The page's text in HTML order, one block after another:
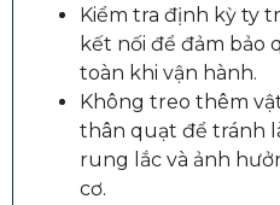
Kiểm tra định kỳ ty
kết nối để đảm bảo
toàn khi vận hành.
Không treo thêm
thân quạt để tránh
rung lắc và ảnh
cơ.